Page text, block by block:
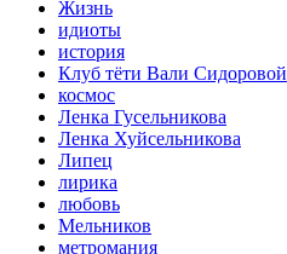
Жизнь
идиоты
история
Клуб тёти Вали Сидоровой
космос
Ленка Гусельникова
Ленка Хуйсельникова
Липец
лирика
любовь
Мельников
метромания